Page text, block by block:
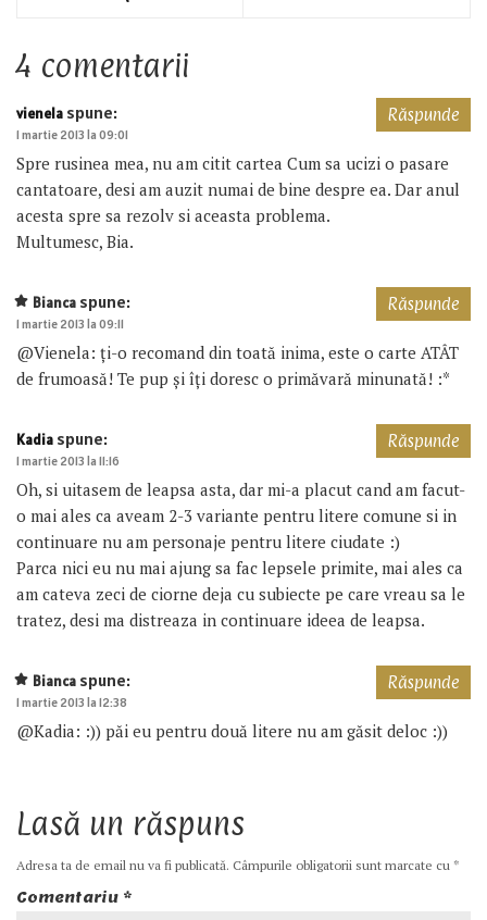
4 comentarii
vienela spune:
1 martie 2013 la 09:01
Spre rusinea mea, nu am citit cartea Cum sa ucizi o pasare
cantatoare, desi am auzit numai de bine despre ea. Dar anul
acesta spre sa rezolv si aceasta problema.
Multumesc, Bia.
Răspunde
Bianca spune:
1 martie 2013 la 09:11
@Vienela: ți-o recomand din toată inima, este o carte ATÂT
de frumoasă! Te pup și îți doresc o primăvară minunată! :*
Răspunde
Kadia spune:
1 martie 2013 la 11:16
Oh, si uitasem de leapsa asta, dar mi-a placut cand am facut-
o mai ales ca aveam 2-3 variante pentru litere comune si in
continuare nu am personaje pentru litere ciudate :)
Parca nici eu nu mai ajung sa fac lepsele primite, mai ales ca
am cateva zeci de ciorne deja cu subiecte pe care vreau sa le
tratez, desi ma distreaza in continuare ideea de leapsa.
Răspunde
Bianca spune:
1 martie 2013 la 12:38
@Kadia: :)) păi eu pentru două litere nu am găsit deloc :))
Răspunde
Lasă un răspuns
Adresa ta de email nu va fi publicată. Câmpurile obligatorii sunt marcate cu *
Comentariu *